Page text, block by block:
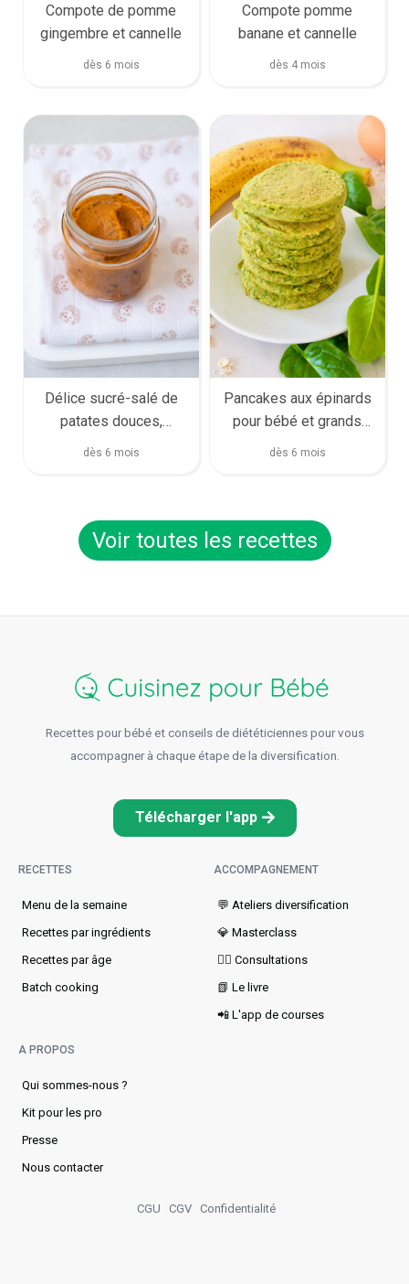
Compote de pomme
gingembre et cannelle
dès 6 mois
Compote pomme
banane et cannelle
dès 4 mois
Délice sucré-salé de
patates douces,
carottes et pruneaux
dès 6 mois
Pancakes aux épinards
pour bébé et grands
(super facile)
dès 6 mois
Voir toutes les recettes
Recettes pour bébé et conseils de diététiciennes pour vous
accompagner à chaque étape de la diversification.
Télécharger l'app
RECETTES
Menu de la semaine​
Recettes par ingrédients
Recettes par âge
Batch cooking
ACCOMPAGNEMENT
💬 Ateliers diversification
💎 Masterclass
👩‍⚕️ Consultations
📗 Le livre
📲 L'app de courses
A PROPOS
Qui sommes-nous ?
Kit pour les pro
Presse
Nous contacter
CGU CGV Confidentialité